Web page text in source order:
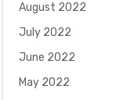
August 2022
July 2022
June 2022
May 2022